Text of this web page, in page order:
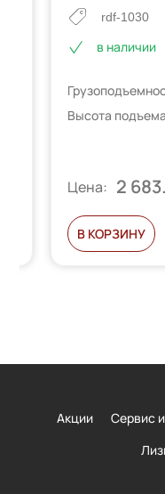
rdf-1030
в наличии
Высота
Цена: 2
В КОРЗИНУ
Акции Сервис